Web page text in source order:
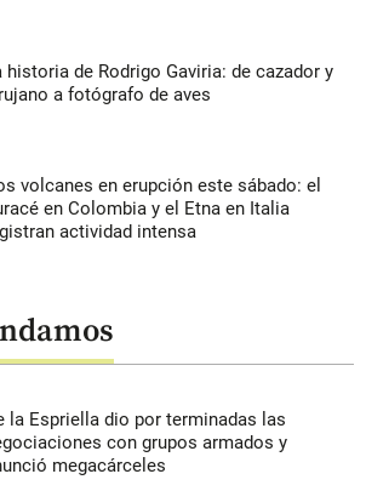
historia de Rodrigo Gaviria: de cazador y
a fotógrafo de aves
volcanes en erupción este sábado: el
en Colombia y el Etna en Italia
actividad intensa
la Espriella dio por terminadas las
con grupos armados y
megacárceles